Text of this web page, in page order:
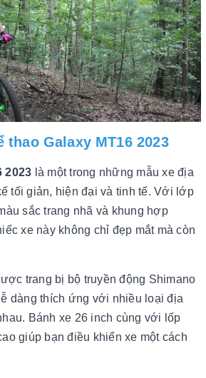
thao Galaxy MT16 2023
2023 là một trong những mẫu xe địa
tối giản, hiện đại và tinh tế. Với lớp
sắc trang nhã và khung hợp
xe này không chỉ đẹp mắt mà còn
trang bị bộ truyền động Shimano
dàng thích ứng với nhiều loại địa
Bánh xe 26 inch cùng với lốp
giúp bạn điều khiển xe một cách